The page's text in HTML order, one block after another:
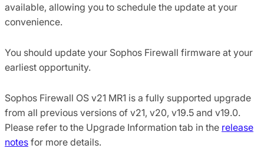
available, allowing you to schedule the update at your
convenience.
You should update your Sophos Firewall firmware at your
earliest opportunity.
Sophos Firewall OS v21 MR1 is a fully supported upgrade
from all previous versions of v21, v20, v19.5 and v19.0.
Please refer to the Upgrade Information tab in the release
notes for more details.